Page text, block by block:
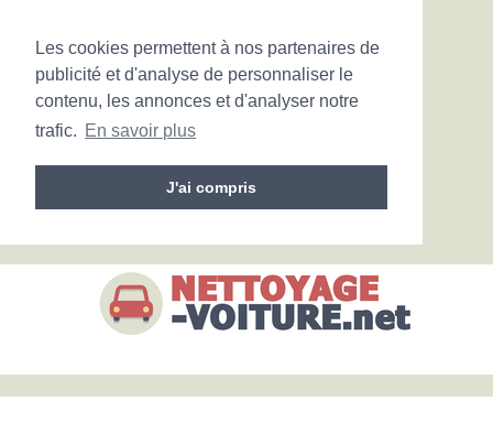
Les cookies permettent à nos partenaires de
publicité et d'analyse de personnaliser le
contenu, les annonces et d'analyser notre
trafic. En savoir plus
J'ai compris